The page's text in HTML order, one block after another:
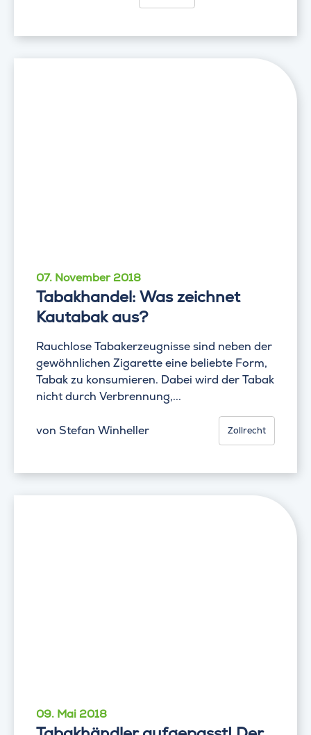
07. November 2018
Tabakhandel: Was zeichnet
Kautabak aus?
Rauchlose Tabakerzeugnisse sind neben der
gewöhnlichen Zigarette eine beliebte Form,
Tabak zu konsumieren. Dabei wird der Tabak
nicht durch Verbrennung,...
von Stefan Winheller Zollrecht
09. Mai 2018